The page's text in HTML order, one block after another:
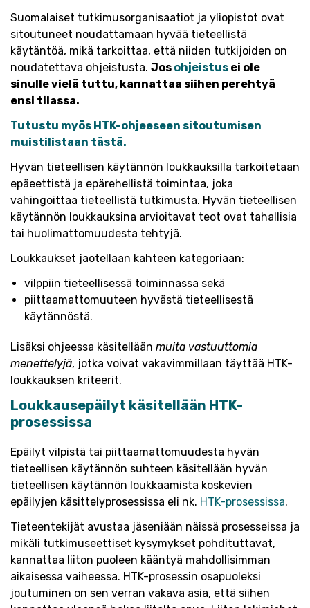
Suomalaiset tutkimusorganisaatiot ja yliopistot ovat
sitoutuneet noudattamaan hyvää tieteellistä
käytäntöä, mikä tarkoittaa, että niiden tutkijoiden on
noudatettava ohjeistusta. Jos ohjeistus ei ole
sinulle vielä tuttu, kannattaa siihen perehtyä
ensi tilassa.
Tutustu myös HTK-ohjeeseen sitoutumisen
muistilistaan tästä.
Hyvän tieteellisen käytännön loukkauksilla tarkoitetaan
epäeettistä ja epärehellistä toimintaa, joka
vahingoittaa tieteellistä tutkimusta. Hyvän tieteellisen
käytännön loukkauksina arvioitavat teot ovat tahallisia
tai huolimattomuudesta tehtyjä.
Loukkaukset jaotellaan kahteen kategoriaan:
vilppiin tieteellisessä toiminnassa sekä
piittaamattomuuteen hyvästä tieteellisestä
käytännöstä.
Lisäksi ohjeessa käsitellään muita vastuuttomia
menettelyjä, jotka voivat vakavimmillaan täyttää HTK-
loukkauksen kriteerit.
Loukkausepäilyt käsitellään HTK-
prosessissa
Epäilyt vilpistä tai piittaamattomuudesta hyvän
tieteellisen käytännön suhteen käsitellään hyvän
tieteellisen käytännön loukkaamista koskevien
epäilyjen käsittelyprosessissa eli nk. HTK-prosessissa.
Tieteentekijät avustaa jäseniään näissä prosesseissa ja
mikäli tutkimuseettiset kysymykset pohdituttavat,
kannattaa liiton puoleen kääntyä mahdollisimman
aikaisessa vaiheessa. HTK-prosessin osapuoleksi
joutuminen on sen verran vakava asia, että siihen